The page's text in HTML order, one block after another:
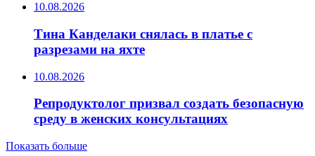
10.08.2026
Тина Канделаки снялась в платье с
разрезами на яхте
10.08.2026
Репродуктолог призвал создать безопасную
среду в женских консультациях
Показать больше